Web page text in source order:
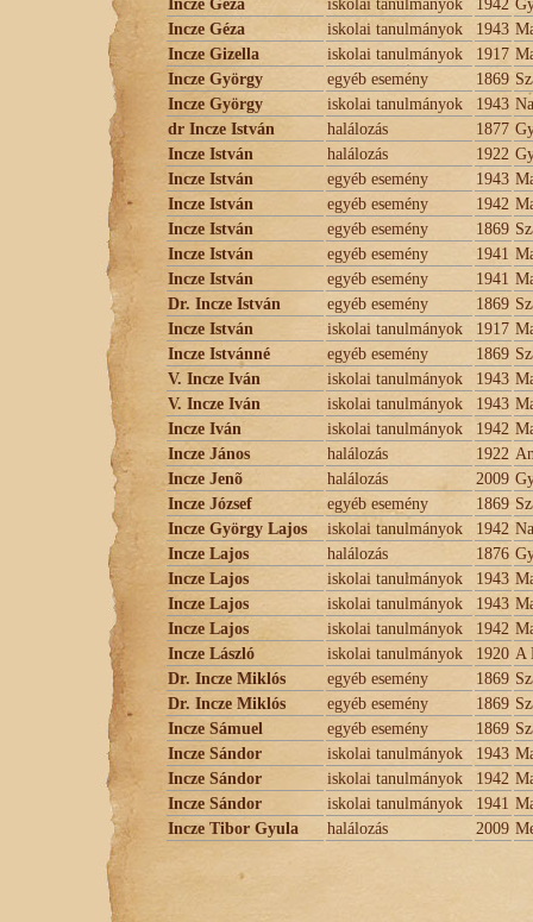
Incze Géza
iskolai tanulmányok 1942
Incze Géza
iskolai tanulmányok 1943
Incze Gizella
iskolai tanulmányok 1917
Incze György
egyéb esemény 1869
Incze György
iskolai tanulmányok 1943
dr Incze István
halálozás 1877
Incze István
halálozás 1922
Incze István
egyéb esemény 1943
Incze István
egyéb esemény 1942
Incze István
egyéb esemény 1869
Incze István
egyéb esemény 1941
Incze István
egyéb esemény 1941
Dr. Incze István
egyéb esemény 1869
Incze István
iskolai tanulmányok 1917
Incze Istvánné
egyéb esemény 1869
V. Incze Iván
iskolai tanulmányok 1943
V. Incze Iván
iskolai tanulmányok 1943
Incze Iván
iskolai tanulmányok 1942
Incze János
halálozás 1922
Incze Jenõ
halálozás 2009
Incze József
egyéb esemény 1869
Incze György Lajos
iskolai tanulmányok 1942
Incze Lajos
halálozás 1876
Incze Lajos
iskolai tanulmányok 1943
Incze Lajos
iskolai tanulmányok 1943
Incze Lajos
iskolai tanulmányok 1942
Incze László
iskolai tanulmányok 1920 A
Dr. Incze Miklós
egyéb esemény 1869
Dr. Incze Miklós
egyéb esemény 1869
Incze Sámuel
egyéb esemény 1869
Incze Sándor
iskolai tanulmányok 1943
Incze Sándor
iskolai tanulmányok 1942
Incze Sándor
iskolai tanulmányok 1941
Incze Tibor Gyula
halálozás 2009